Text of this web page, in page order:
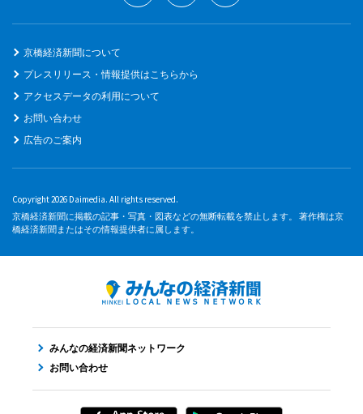
京橋経済新聞について
プレスリリース・情報提供はこちらから
アクセスデータの利用について
お問い合わせ
広告のご案内
Copyright 2026 Daimedia. All rights reserved.
京橋経済新聞に掲載の記事・写真・図表などの無断転載を禁止します。 著作権は京
橋経済新聞またはその情報提供者に属します。
みんなの経済新聞ネットワーク
お問い合わせ